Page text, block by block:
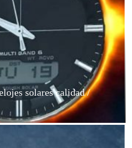
solares calidad /